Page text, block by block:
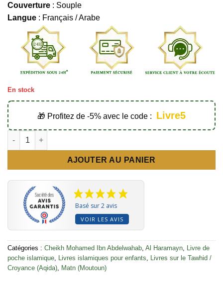
Couverture : Souple
Langue : Français / Arabe
En stock
🎁 Profitez de -5% avec le code : Livre5
quantité de Apprendre l'unicité aux enfants (Matn) - Éditions
AJOUTER AU PANIER
Basé sur 2 avis
VOIR LES AVIS
Catégories : Cheikh Mohamed Ibn Abdelwahab Al Haramayn Livre de
poche islamique Livres islamiques pour enfants
Livres sur le Tawhid /
Croyance (Aqida) Matn (Moutoun)